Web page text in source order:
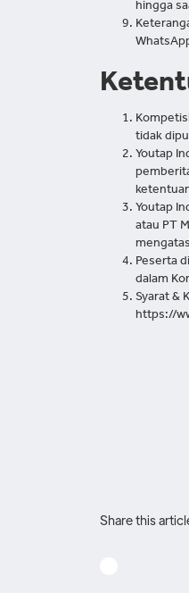
hingga
tidak
Youtap
Youtap
atau PT
Peserta
dalam
Syarat &
https://
Share this